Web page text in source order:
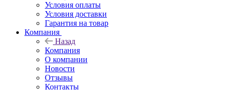
Условия оплаты
Условия доставки
Гарантия на товар
Компания
Назад
Компания
О компании
Новости
Отзывы
Контакты